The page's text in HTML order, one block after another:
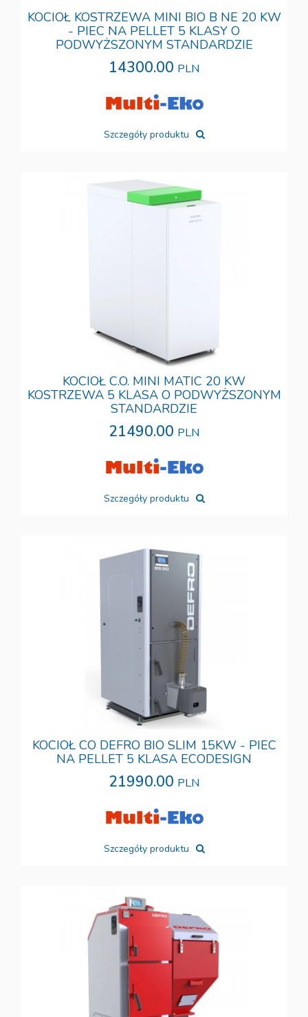
KOCIOŁ KOSTRZEWA MINI BIO B NE 20 KW
- PIEC NA PELLET 5 KLASY O
PODWYŻSZONYM STANDARDZIE
14300.00 PLN
Szczegóły produktu
KOCIOŁ C.O. MINI MATIC 20 KW
KOSTRZEWA 5 KLASA O PODWYŻSZONYM
STANDARDZIE
21490.00 PLN
Szczegóły produktu
KOCIOŁ CO DEFRO BIO SLIM 15KW - PIEC
NA PELLET 5 KLASA ECODESIGN
21990.00 PLN
Szczegóły produktu